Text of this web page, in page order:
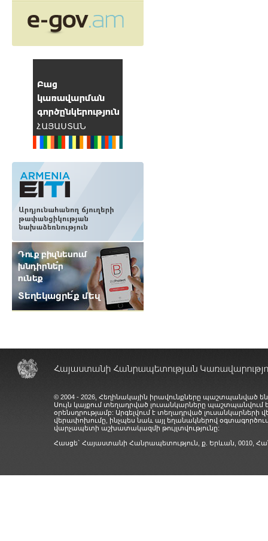
© 2004 - 2026, Հեղինակային իրավունքները պաշտպանված
Սույն կայքում տեղադրված լուսանկարները
օրենսդրությամբ: Արգելվում է տեղադրված
վերափոխումը, ինչպես նաև այլ եղանակներով
վարչապետի աշխատակազմի թույլտվությունը:
Հասցե` Հայաստանի Հանրապետություն, ք. Երևան, 0010,